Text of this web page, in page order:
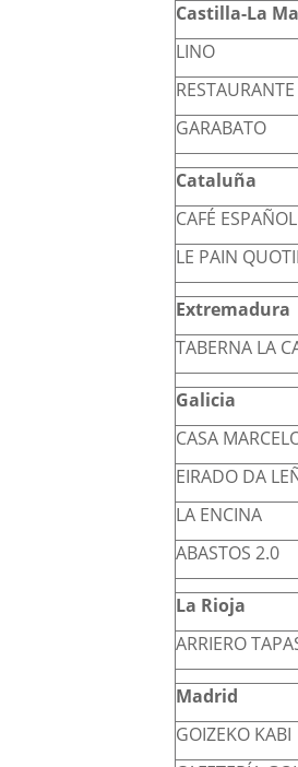
Castilla-La
LINO
GARABATO
Cataluña
CAFÉ ESPAÑOL
LE PAIN
Extremadura
TABERNA LA
Galicia
CASA
EIRADO DA
LA ENCINA
ABASTOS 2.0
La Rioja
ARRIERO
Madrid
GOIZEKO KABI